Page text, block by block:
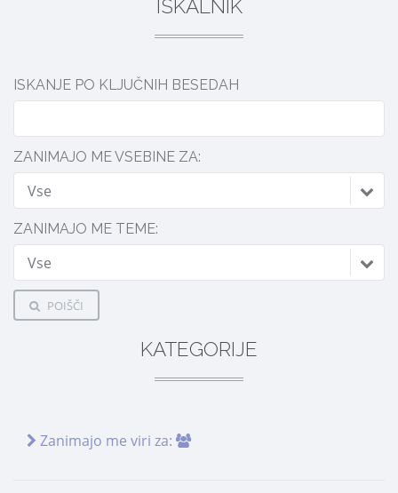
ISKALNIK
ISKANJE PO KLJUČNIH BESEDAH
ZANIMAJO ME VSEBINE ZA:
Vse
ZANIMAJO ME TEME:
Vse
POIŠČI
KATEGORIJE
Zanimajo me viri za: